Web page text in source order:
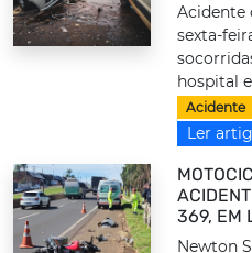
Acidente
sexta-
hospital
Acidente
Ler
369, EM
Newton